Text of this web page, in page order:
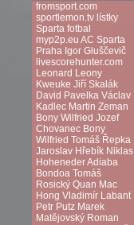
fromsport.com
sportlemon.tv lístky
Sparta fotbal
myp2p.eu AC Sparta
Praha Igor Gluščevič
livescorehunter.com
Leonard Leony
Kweuke Jiří Skalák
David Pavelka Václav
Kadlec Martin Zeman
Bony Wilfried Jozef
Chovanec Bony
Wilfried Tomáš Řepka
Jaroslav Hřebík Niklas
HohenederAdiaba
Bondoa Tomáš
Rosický Quan Mac
Hong Vladimír Labant
Petr Putz Marek
Matějovský Roman